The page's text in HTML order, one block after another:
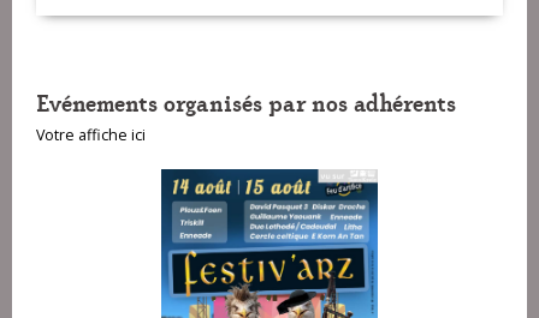
Evénements organisés par nos adhérents
Votre affiche ici